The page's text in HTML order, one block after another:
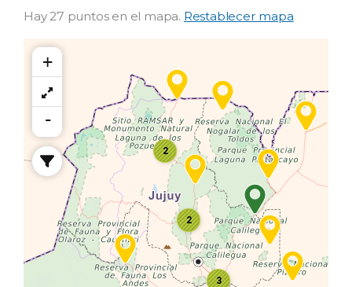
Hay 27 puntos en el mapa. Restablecer mapa
2
2
3
+
-